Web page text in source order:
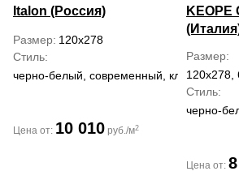
Italon (Россия)
Размер 120x278
Стиль
черно-белый, современный,
Цена от: 10 010 руб./м2
KEOPE
Размер
120x278,
Стиль
черно-
Цена от: